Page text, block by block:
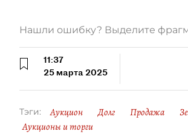
Нашли ошибку? Выделите
11:37
25 марта 2025
Тэги: Аукцион Долг Продажа
Аукционы и торги